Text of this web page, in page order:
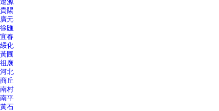
遼源
貴陽
廣元
徐匯
宜春
綏化
黃圃
祖廟
河北
商丘
南村
南平
黃石